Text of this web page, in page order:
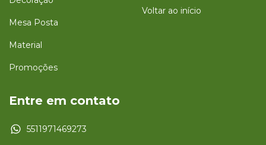
Mesa Posta
Material
Promoções
Voltar ao início
Entre em contato
5511971469273